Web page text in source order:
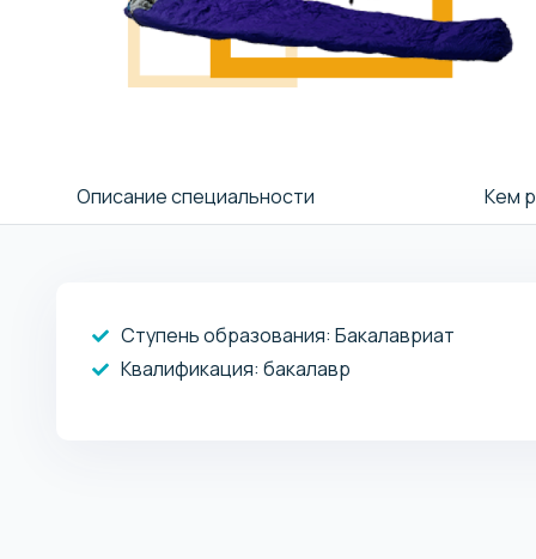
Описание специальности Кем
Ступень образования: Бакалавриат
Квалификация: бакалавр